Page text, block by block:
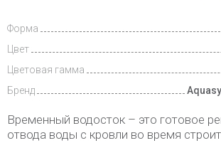
Форма
Цвет
Цветовая гамма
Бренд
Временный водосток – это готовое
отвода воды с кровли во время